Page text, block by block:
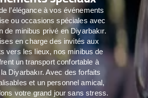
l’élégance à vos événements
ou occasions spéciales avec
de minibus privé en Diyarbakır.
en charge des invités aux
vers les lieux, nos minibus de
un transport confortable à
Diyarbakır. Avec des forfaits
et un personnel amical,
votre grand jour sans stress.